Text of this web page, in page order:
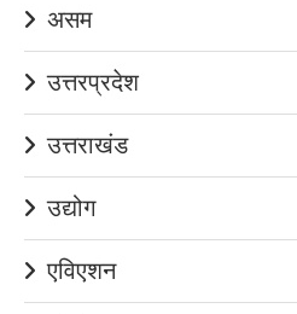
असम
उत्तरप्रदेश
उत्तराखंड
उद्योग
एविएशन